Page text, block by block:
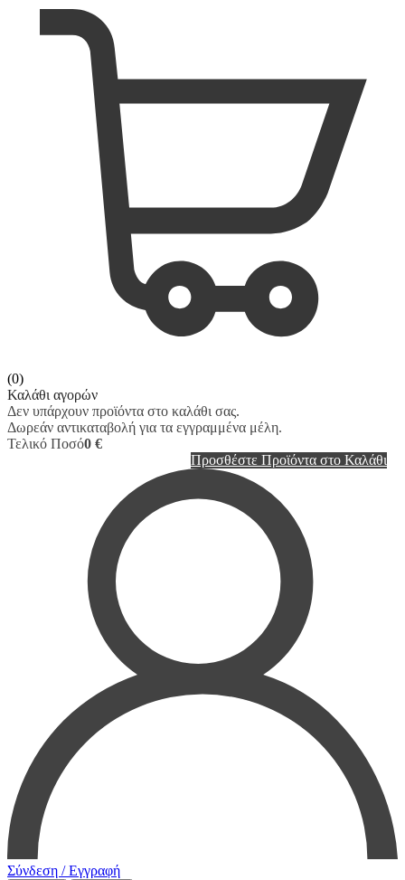
(0)
Καλάθι αγορών
Δεν υπάρχουν προϊόντα στο καλάθι σας.
Δωρεάν αντικαταβολή για τα εγγραμμένα μέλη.
Τελικό Ποσό0 €
Προσθέστε Προϊόντα στο Καλάθι
Σύνδεση / Εγγραφή